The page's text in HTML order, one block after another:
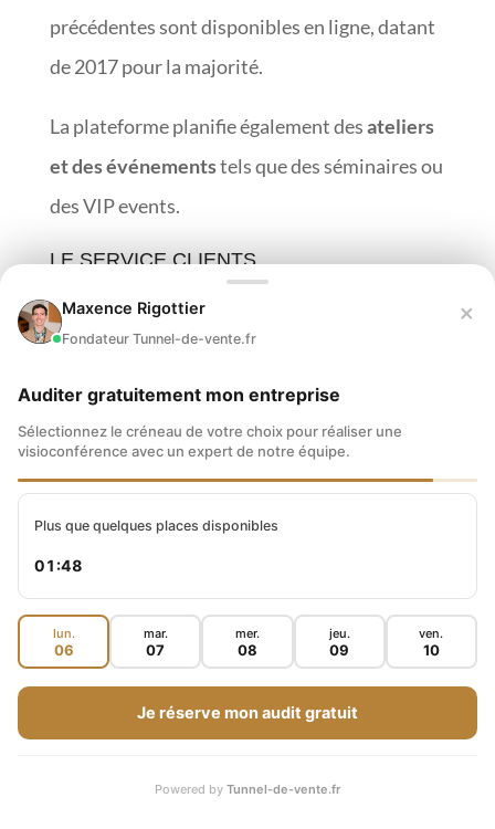
précédentes sont disponibles en ligne, datant
de 2017 pour la majorité.
La plateforme planifie également desateliers
et des événementstels que des séminaires ou
des VIP events.
LE SERVICE CLIENTS
Accessible 24 h/24 en ligne, le service client de
actifs ont un chargé de compte dédié.
L’ENVOI DE L’IFU
ligne vous procurent l’Imprimé Fiscal Unique
qui permet de reporter les sommes
directement sur le formulaire des impôts.
Ce n’est pas le cas de toutes les plateformes.
Maxence Rigottier
Fondateur Tunnel-de-vente.fr
×
Auditer gratuitement mon entreprise
Sélectionnez le créneau de votre choix pour réaliser une
visioconférence avec un expert de notre équipe.
Plus que quelques places disponibles
01:47
lun.
06
mar.
07
mer.
08
jeu.
09
ven.
10
Je réserve mon audit gratuit
Powered by Tunnel-de-vente.fr